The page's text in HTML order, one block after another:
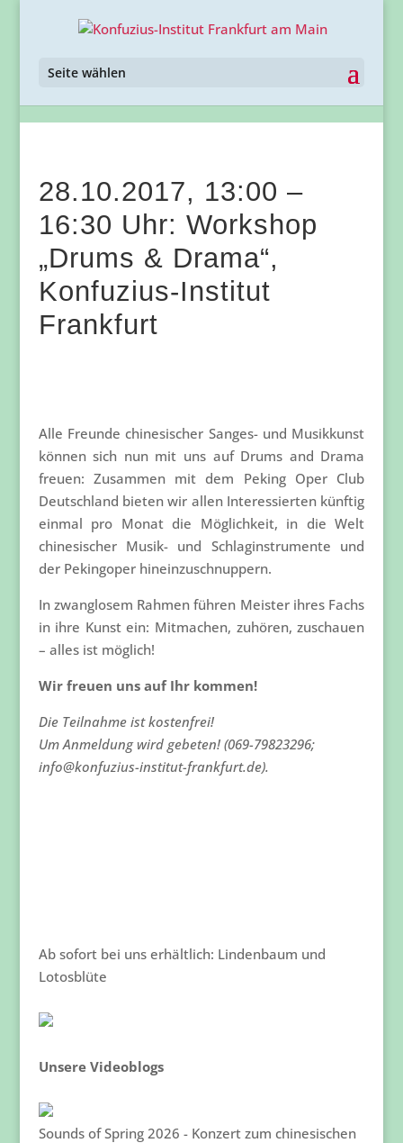
Seite wählen
28.10.2017, 13:00 –
16:30 Uhr: Workshop
„Drums & Drama“,
Konfuzius-Institut
Frankfurt
Alle Freunde chinesischer Sanges- und Musikkunst
können sich nun mit uns auf Drums and Drama
freuen: Zusammen mit dem Peking Oper Club
Deutschland bieten wir allen Interessierten künftig
einmal pro Monat die Möglichkeit, in die Welt
chinesischer Musik- und Schlaginstrumente und
der Pekingoper hineinzuschnuppern.
In zwanglosem Rahmen führen Meister ihres Fachs
in ihre Kunst ein: Mitmachen, zuhören, zuschauen
– alles ist möglich!
Wir freuen uns auf Ihr kommen!
Die Teilnahme ist kostenfrei!
Um Anmeldung wird gebeten! (069-79823296;
info@konfuzius-institut-frankfurt.de).
Ab sofort bei uns erhältlich: Lindenbaum und
Lotosblüte
Unsere Videoblogs
Sounds of Spring 2026 - Konzert zum chinesischen